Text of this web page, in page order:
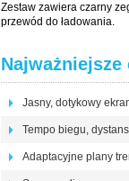
Zestaw zawiera czarny
przewód do ładowania.
Najważniejsze
Jasny, dotykowy
Tempo biegu,
Adaptacyjne plany